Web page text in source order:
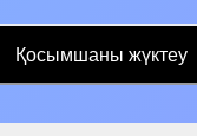
Қосымшаны жүктеу